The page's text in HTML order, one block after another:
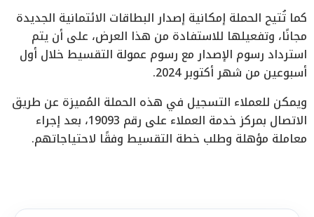
كما تُتيح الحملة إمكانية إصدار البطاقات الائتمانية الجديدة
مجانًا، وتفعيلها للاستفادة من هذا العرض، على أن يتم
استرداد رسوم الإصدار مع رسوم عمولة التقسيط خلال أول
أسبوعين من شهر أكتوبر 2024.
ويمكن للعملاء التسجيل في هذه الحملة المُميزة عن طريق
الاتصال بمركز خدمة العملاء على رقم 19093، بعد إجراء
معاملة مؤهلة وطلب خطة التقسيط وفقًا لاحتياجاتهم.